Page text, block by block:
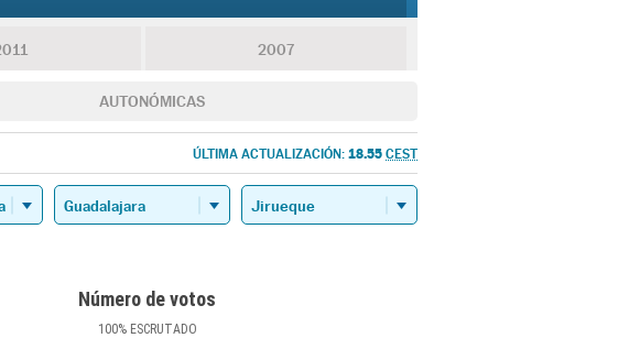
2007
AUTONÓMICAS
ÚLTIMA ACTUALIZACIÓN: 18.55 CEST
Número de votos
100%ESCRUTADO